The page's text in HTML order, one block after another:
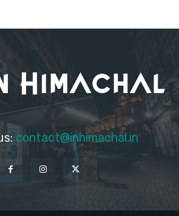
contact@inhimachal.in